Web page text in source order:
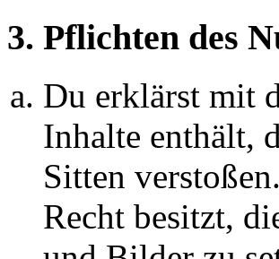
3. Pflichten des
Du erklärst mit
Inhalte enthält,
Sitten
Recht besitzt,